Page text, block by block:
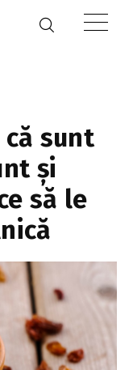
sunt
și
să le